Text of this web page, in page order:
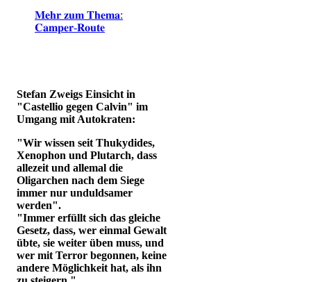
𝐌𝐞𝐡𝐫 𝐳𝐮𝐦 𝐓𝐡𝐞𝐦𝐚:
𝐂𝐚𝐦𝐩𝐞𝐫-𝐑𝐨𝐮𝐭𝐞
Stefan Zweigs Einsicht in
"Castellio gegen Calvin" im
Umgang mit Autokraten:
"Wir wissen seit Thukydides,
Xenophon und Plutarch, dass
allezeit und allemal die
Oligarchen nach dem Siege
immer nur unduldsamer
werden".
"Immer erfüllt sich das gleiche
Gesetz, dass, wer einmal Gewalt
übte, sie weiter üben muss, und
wer mit Terror begonnen, keine
andere Möglichkeit hat, als ihn